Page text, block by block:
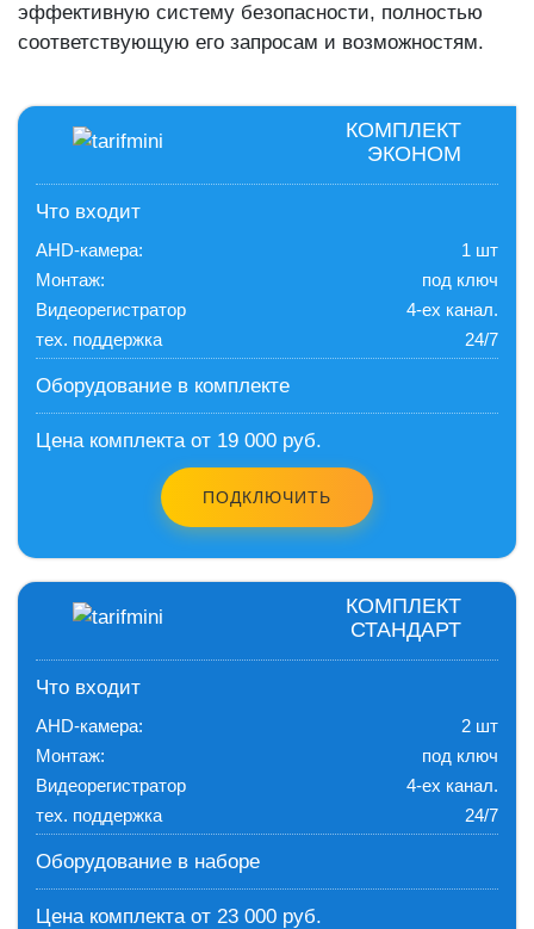
эффективную систему безопасности, полностью
соответствующую его запросам и возможностям.
КОМПЛЕКТ
ЭКОНОМ
Что входит
AHD-камера:
1 шт
Монтаж:
под ключ
Видеорегистратор
4-ех канал.
тех. поддержка
24/7
Оборудование в комплекте
Цена комплекта от 19 000 руб.
ПОДКЛЮЧИТЬ
КОМПЛЕКТ
СТАНДАРТ
Что входит
AHD-камера:
2 шт
Монтаж:
под ключ
Видеорегистратор
4-ех канал.
тех. поддержка
24/7
Оборудование в наборе
Цена комплекта от 23 000 руб.